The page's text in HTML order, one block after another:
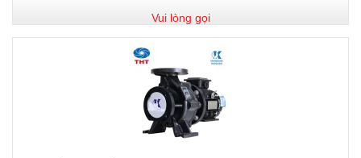
Vui lòng gọi